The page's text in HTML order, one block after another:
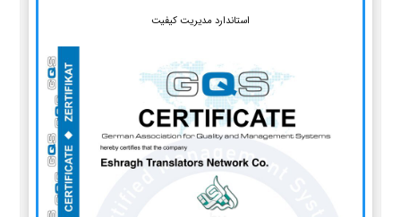
استاندارد مدیریت کیفیت